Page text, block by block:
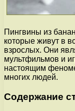
Пингвины из
которые живут в
взрослых. Они
мультфильмов и
настоящим
многих людей.
Содержание